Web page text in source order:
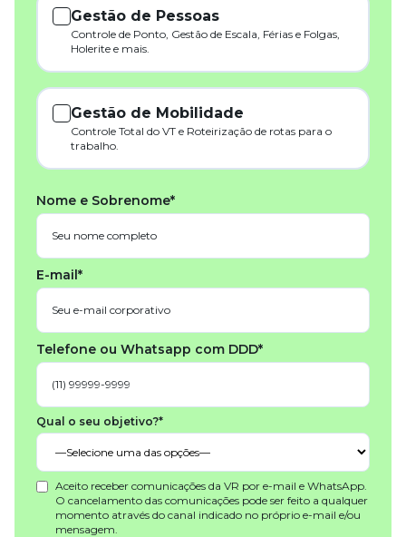
Gestão de Pessoas
Controle de Ponto, Gestão de Escala, Férias e Folgas,
Holerite e mais.
Gestão de Mobilidade
Controle Total do VT e Roteirização de rotas para o
trabalho.
Nome e Sobrenome*
E-mail*
Telefone ou Whatsapp com DDD*
Qual o seu objetivo?*
Aceito receber comunicações da VR por e-mail e WhatsApp.
O cancelamento das comunicações pode ser feito a qualquer
momento através do canal indicado no próprio e-mail e/ou
mensagem.